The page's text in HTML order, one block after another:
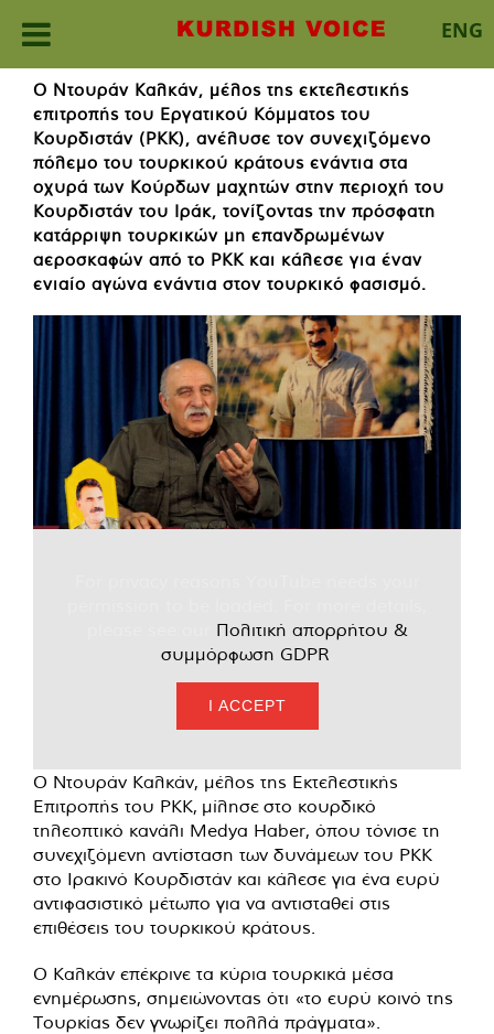
ENG
content
Ο Ντουράν Καλκάν, μέλος της εκτελεστικής
επιτροπής του Εργατικού Κόμματος του
Κουρδιστάν (PKK), ανέλυσε τον συνεχιζόμενο
πόλεμο του τουρκικού κράτους ενάντια στα
οχυρά των Κούρδων μαχητών στην περιοχή του
Κουρδιστάν του Ιράκ, τονίζοντας την πρόσφατη
κατάρριψη τουρκικών μη επανδρωμένων
αεροσκαφών από το PKK και κάλεσε για έναν
ενιαίο αγώνα ενάντια στον τουρκικό φασισμό.
Πολιτική απορρήτου &
συμμόρφωση GDPR
I ACCEPT
Ο Ντουράν Καλκάν, μέλος της Εκτελεστικής
Επιτροπής του PKK, μίλησε στο κουρδικό
τηλεοπτικό κανάλι Medya Haber, όπου τόνισε τη
συνεχιζόμενη αντίσταση των δυνάμεων του PKK
στο Ιρακινό Κουρδιστάν και κάλεσε για ένα ευρύ
αντιφασιστικό μέτωπο για να αντισταθεί στις
επιθέσεις του τουρκικού κράτους.
Ο Καλκάν επέκρινε τα κύρια τουρκικά μέσα
ενημέρωσης, σημειώνοντας ότι «το ευρύ κοινό της
Τουρκίας δεν γνωρίζει πολλά πράγματα».